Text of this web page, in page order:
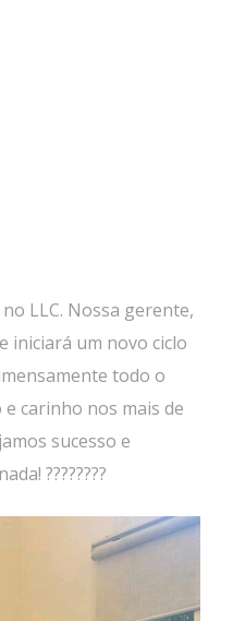
LLC. Nossa gerente,
iniciará um novo ciclo
todo o
carinho nos mais de
sucesso e
????????